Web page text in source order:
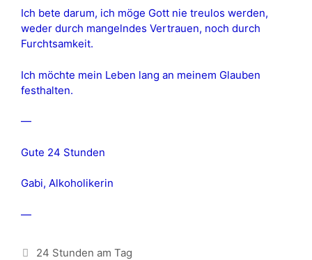
Ich bete darum, ich möge Gott nie treulos werden,
weder durch mangelndes Vertrauen, noch durch
Furchtsamkeit.
Ich möchte mein Leben lang an meinem Glauben
festhalten.
—
Gute 24 Stunden
Gabi, Alkoholikerin
—
Kategorien
24 Stunden am Tag